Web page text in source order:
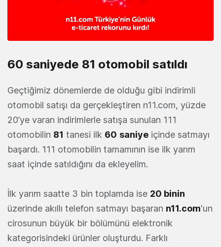
60 saniyede 81 otomobil satıldı
Geçtiğimiz dönemlerde de olduğu gibi indirimli
otomobil satışı da gerçekleştiren n11.com, yüzde
20’ye varan indirimlerle satışa sunulan 111
otomobilin 81 tanesi ilk 60 saniye içinde satmayı
başardı. 111 otomobilin tamamının ise ilk yarım
saat içinde satıldığını da ekleyelim.
İlk yarım saatte 3 bin toplamda ise 20 binin
üzerinde akıllı telefon satmayı başaran n11.com'un
cirosunun büyük bir bölümünü elektronik
kategorisindeki ürünler oluşturdu. Farklı